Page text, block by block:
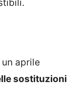
aprile
sostituzioni